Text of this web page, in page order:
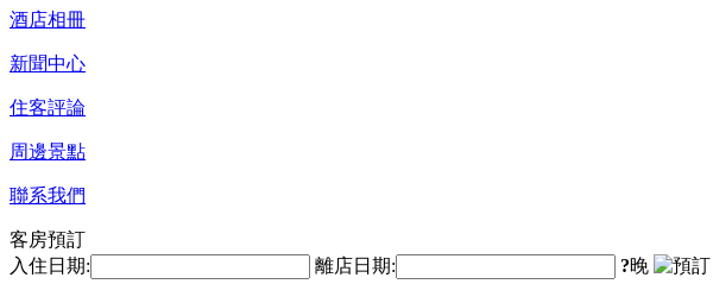
酒店相冊
新聞中心
住客評論
周邊景點
聯系我們
客房預訂
入住日期:
離店日期: ?晚